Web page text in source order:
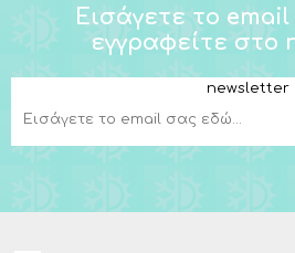
Εισάγετε το
εγγραφείτε στο
newsletter